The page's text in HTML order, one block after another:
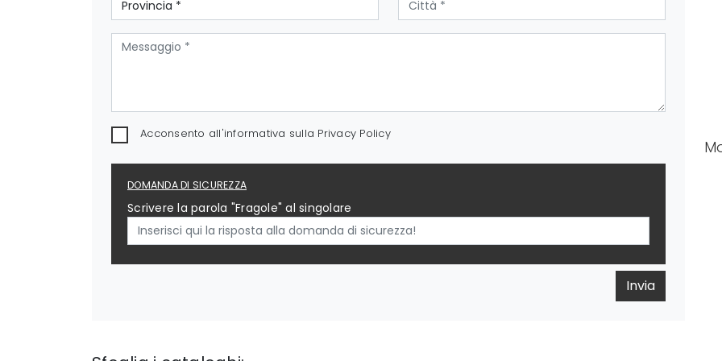
Acconsento all'informativa sulla Privacy Policy
DOMANDA DI SICUREZZA
Scrivere la parola "Fragole" al singolare
Invia